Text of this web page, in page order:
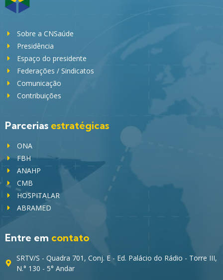
Sobre a CNSaúde
Presidência
Espaço do presidente
Federações / Sindicatos
Comunicação
Contribuições
Parcerias estratégicas
ONA
FBH
ANAHP
CMB
HOSPITALAR
ABRAMED
Entre em contato
SRTV/S - Quadra 701, Conj. E - Ed. Palácio do Rádio - Torre III,
N.° 130 - 5° Andar